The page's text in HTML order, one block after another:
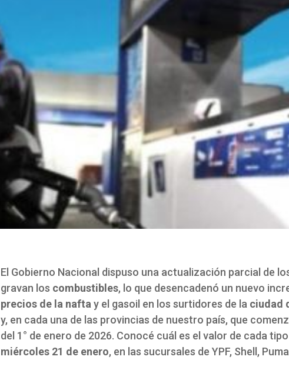
El Gobierno Nacional dispuso una actualización parcial de
gravan los combustibles, lo que desencadenó un nuevo
precios de la naftay el gasoil en los surtidores de la ciudad
y, en cada una de las provincias de nuestro país, que
del 1° de enero de 2026. Conocé cuál es el valor de cada
miércoles 21 de enero, en las sucursales de YPF, Shell,